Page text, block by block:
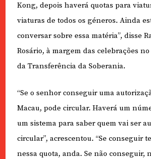
Kong, depois haverá quotas para
viaturas de todos os géneros. Ainda
conversar sobre essa matéria”, disse
Rosário, à margem das celebrações
da Transferência da Soberania.
“Se o senhor conseguir uma
Macau, pode circular. Haverá um
um sistema para saber quem vai ser
circular”, acrescentou. “Se conseguir
nessa quota, anda. Se não conseguir,